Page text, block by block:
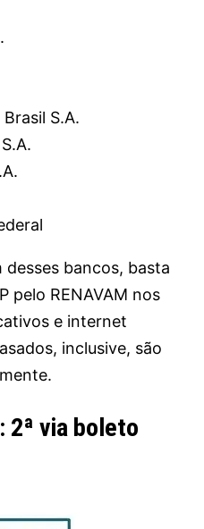
S.A.
desses bancos, basta
pelo RENAVAM nos
e internet
inclusive, são
2ª via boleto